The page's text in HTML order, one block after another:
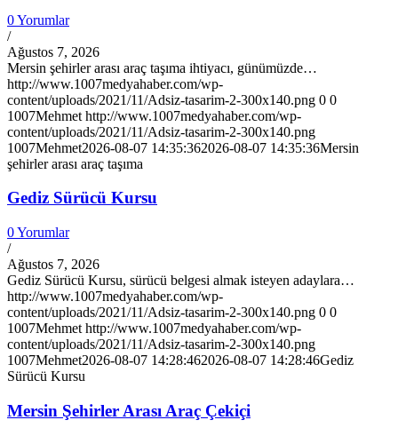
0 Yorumlar
/
Ağustos 7, 2026
Mersin şehirler arası araç taşıma ihtiyacı, günümüzde…
http://www.1007medyahaber.com/wp-
content/uploads/2021/11/Adsiz-tasarim-2-300x140.png 0 0
1007Mehmet http://www.1007medyahaber.com/wp-
content/uploads/2021/11/Adsiz-tasarim-2-300x140.png
1007Mehmet2026-08-07 14:35:362026-08-07 14:35:36Mersin
şehirler arası araç taşıma
Gediz Sürücü Kursu
0 Yorumlar
/
Ağustos 7, 2026
Gediz Sürücü Kursu, sürücü belgesi almak isteyen adaylara…
http://www.1007medyahaber.com/wp-
content/uploads/2021/11/Adsiz-tasarim-2-300x140.png 0 0
1007Mehmet http://www.1007medyahaber.com/wp-
content/uploads/2021/11/Adsiz-tasarim-2-300x140.png
1007Mehmet2026-08-07 14:28:462026-08-07 14:28:46Gediz
Sürücü Kursu
Mersin Şehirler Arası Araç Çekiçi